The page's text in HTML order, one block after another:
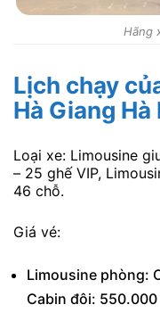
Hãng
Lịch chạy
Hà Giang Hà
Loại xe: Limousine
– 25 ghế VIP,
46 chỗ.
Giá vé:
Limousine phòng:
Cabin đôi: